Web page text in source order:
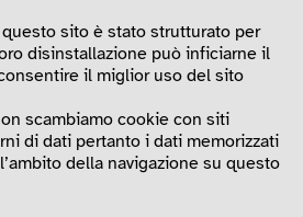
sito è stato strutturato per
disinstallazione può inficiarne il
il miglior uso del sito
scambiamo cookie con siti
di dati pertanto i dati memorizzati
della navigazione su questo